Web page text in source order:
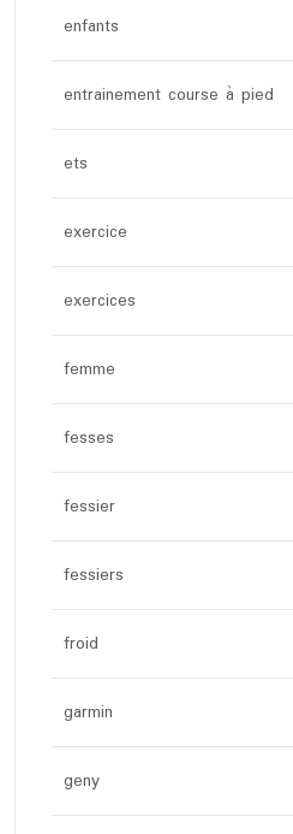
enfants
entrainement course à pied
ets
exercice
exercices
femme
fesses
fessier
fessiers
froid
garmin
geny